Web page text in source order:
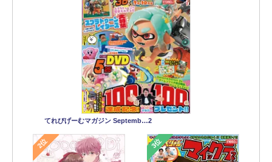
てれびげーむマガジン Septemb…2
2位 3位